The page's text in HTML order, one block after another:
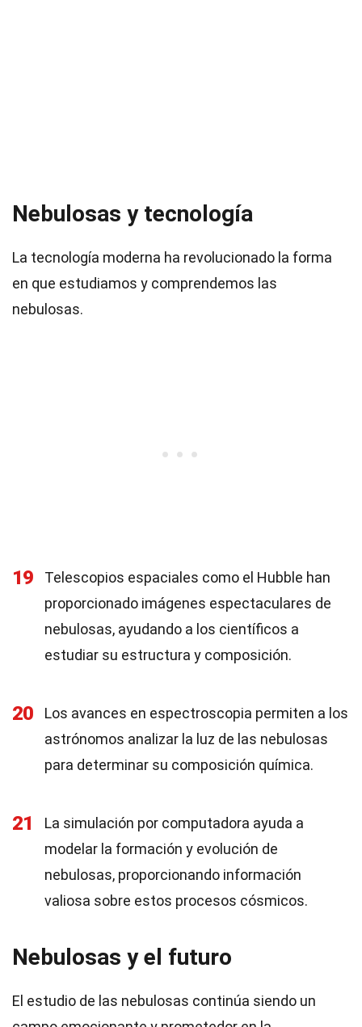
Nebulosas y tecnología
La tecnología moderna ha revolucionado la forma
en que estudiamos y comprendemos las
nebulosas.
19
Telescopios espaciales como el Hubble han
proporcionado imágenes espectaculares de
nebulosas, ayudando a los científicos a
estudiar su estructura y composición.
20
Los avances en espectroscopia permiten a los
astrónomos analizar la luz de las nebulosas
para determinar su composición química.
21
La simulación por computadora ayuda a
modelar la formación y evolución de
nebulosas, proporcionando información
valiosa sobre estos procesos cósmicos.
Nebulosas y el futuro
El estudio de las nebulosas continúa siendo un